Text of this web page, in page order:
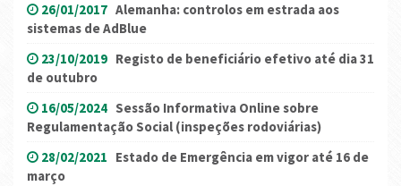
26/01/2017 Alemanha: controlos em estrada aos
sistemas de AdBlue
23/10/2019 Registo de beneficiário efetivo até dia 31
de outubro
16/05/2024 Sessão Informativa Online sobre
Regulamentação Social (inspeções rodoviárias)
28/02/2021 Estado de Emergência em vigor até 16 de
março